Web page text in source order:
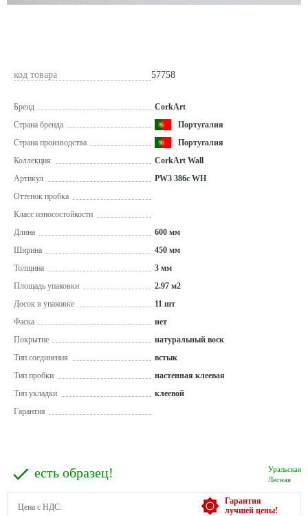
код товара 57758
Бренд
CorkArt
Страна бренда
Португалия
Страна производства
Португалия
Коллекция
CorkArt Wall
Артикул
PW3 386c WH
Оттенок пробка
Класс износостойкости
Длина
600 мм
Ширина
450 мм
Толщина
3 мм
Площадь упаковки
2.97 м2
Досок в упаковке
11 шт
Фаска
нет
Покрытие
натуральный воск
Тип соединения
встык
Тип пробки
настенная клеевая
Тип укладки
клеевой
Гарантия
Уральская
Лесная
есть образец!
Гарантия
лучшей цены!
Цена с НДС: